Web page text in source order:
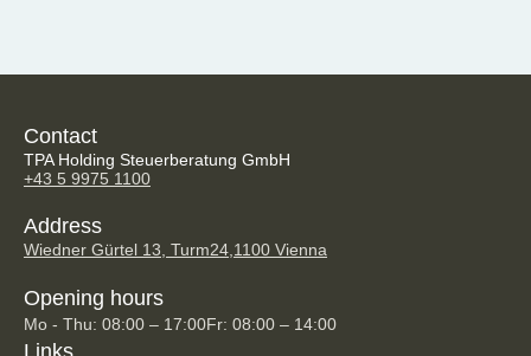
Contact
TPA Holding Steuerberatung GmbH
+43 5 9975 1100
Address
Wiedner Gürtel 13, Turm24, 1100 Vienna
Opening hours
Mo - Thu: 08:00 – 17:00Fr: 08:00 – 14:00
Links